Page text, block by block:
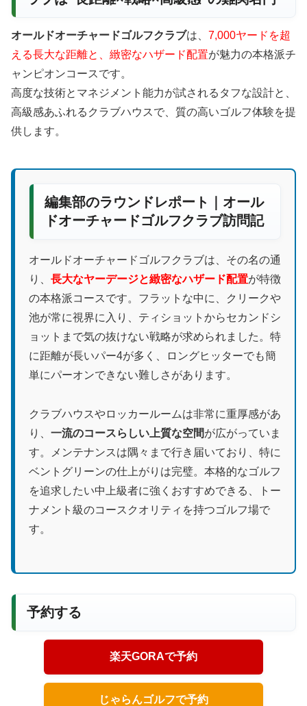
オールドオーチャードゴルフクラブは、 7,000ヤードを超
える長大な距離と、緻密なハザード配置が魅力の本格派チ
ャンピオンコースです。
高度な技術とマネジメント能力が試されるタフな設計と、
高級感あふれるクラブハウスで、質の高いゴルフ体験を提
供します。
編集部のラウンドレポート｜オール
ドオーチャードゴルフクラブ訪問記
オールドオーチャードゴルフクラブは、その名の通
り、 長大なヤーデージと緻密なハザード配置が特徴
の本格派コースです。フラットな中に、クリークや
池が常に視界に入り、ティショットからセカンドシ
ョットまで気の抜けない戦略が求められました。特
に距離が長いパー4が多く、ロングヒッターでも簡
単にパーオンできない難しさがあります。
クラブハウスやロッカールームは非常に重厚感があ
り、 一流のコースらしい上質な空間が広がっていま
す。メンテナンスは隅々まで行き届いており、特に
ベントグリーンの仕上がりは完璧。本格的なゴルフ
を追求したい中上級者に強くおすすめできる、トー
ナメント級のコースクオリティを持つゴルフ場で
す。
予約する
楽天GORAで予約
じゃらんゴルフで予約